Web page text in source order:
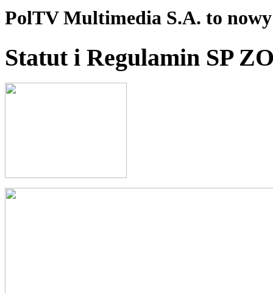
PolTV Multimedia S.A. to
Statut i Regulamin SP